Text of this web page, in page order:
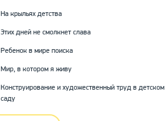
На крыльях детства
Этих дней не смолкнет слава
Ребенок в мире поиска
Мир, в котором я живу
Конструирование и художественный труд в детском
саду